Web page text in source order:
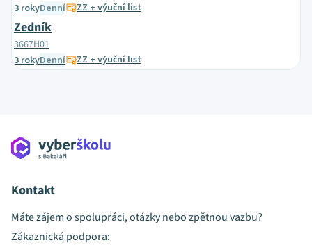
3 rokyDenní ZZ + výuční list
Zedník
3667H01
3 rokyDenní ZZ + výuční list
Kontakt
Máte zájem o spolupráci, otázky nebo zpětnou vazbu?
Zákaznická podpora: